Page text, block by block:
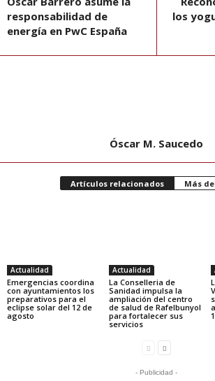
responsabilidad de
energía en PwC España
los
Óscar M. Saucedo
Artículos relacionados Más
Actualidad
Emergencias coordina
con ayuntamientos los
preparativos para el
eclipse solar del 12 de
agosto
Actualidad
La Conselleria de
Sanidad impulsa la
ampliación del centro
de salud de Rafelbunyol
para fortalecer sus
servicios
- Publicidad -